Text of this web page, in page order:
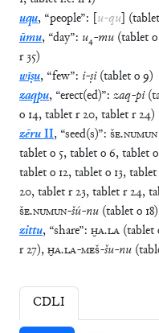
uqu, “people”: [u-qu] (tablet
ūmu, “day”: u₄-mu (tableto
r35)
wīṣu, “few”: i-ṣi(tableto9)
zaqpu, “erect(ed)”: zaq-pi(
o 14,tabletr20,tabletr24)
zēruII, “seed(s)”: ŠE.NUMUN
tableto 5,tableto6,tableto
tableto 12,tableto 13,tablet
20,tabletr23,tabletr24,
ŠE.NUMUN-šú-nu (tableto 18)
zittu, “share”: ḪA.LA (tablet
r27),ḪA.LA-MEŠ-šu-nu (
CDLI